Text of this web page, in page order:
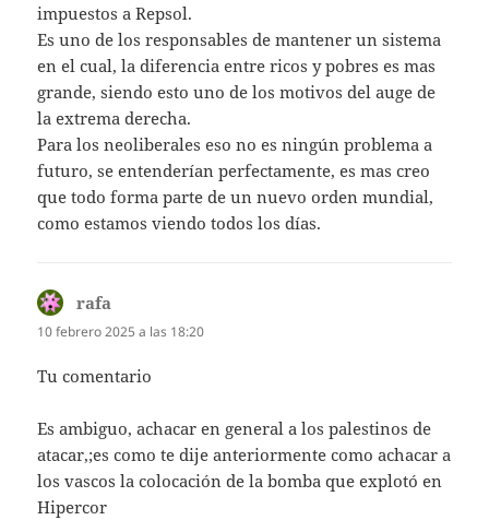
impuestos a Repsol.
Es uno de los responsables de mantener un sistema
en el cual, la diferencia entre ricos y pobres es mas
grande, siendo esto uno de los motivos del auge de
la extrema derecha.
Para los neoliberales eso no es ningún problema a
futuro, se entenderían perfectamente, es mas creo
que todo forma parte de un nuevo orden mundial,
como estamos viendo todos los días.
rafa
10 febrero 2025 a las 18:20
Tu comentario
Es ambiguo, achacar en general a los palestinos de
atacar,;es como te dije anteriormente como achacar a
los vascos la colocación de la bomba que explotó en
Hipercor